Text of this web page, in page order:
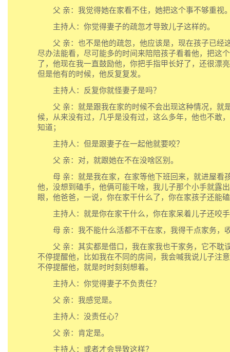
父 亲：我觉得她在家看不住，她把这个事不够重视
主持人：你觉得妻子的疏忽才导致儿子这样的。
父 亲：也不是他的疏忽，他应该是，现在孩子已经
尽办法能看，尽可能多的时间来陪陪孩子看着他，把这
了，他现在我一直鼓励他，你把手指甲长好了，还很漂
但是他有的时候，他反复复发。
主持人：反复你就怪妻子是吗？
父 亲：就是跟我在家的时候不会出现这种情况，就
候，从来没有过，几乎是没有过，这么多年，他也不敢
知道；
主持人：但是跟妻子在一起他就要咬？
父 亲：对，就跟她在不在没啥区别。
母 亲：就是我在家，在家等他下班回来，就进屋看
他，没想到磕手，他俩可能干啥，我儿子那个小手就露
眼，他爸爸，一说，你在家干什么了，你在家孩子还能
主持人：就是你在家干什么，你在家呆着儿子还咬
母 亲：我不能什么活都不干在家，我得干点家务，
父 亲：其实都是借口，我在家我也干家务，它不耽
不停提醒他，比如我在不同的房间，我会喊我说儿子注
不停提醒他，就是时时刻刻想着。
主持人：你觉得妻子不负责任？
父 亲：我感觉是。
主持人：没责任心？
父 亲：肯定是。
主持人：或者才会导致这样？